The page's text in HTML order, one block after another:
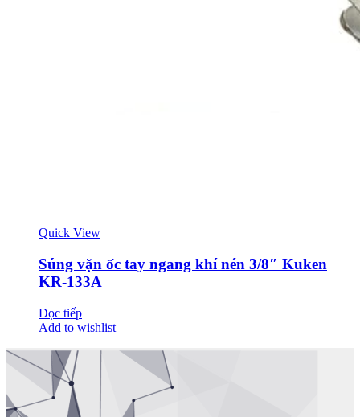
Quick View
Súng vặn ốc tay ngang khí nén 3/8″ Kuken
KR-133A
Đọc tiếp
Add to wishlist